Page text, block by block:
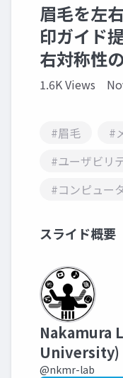
眉毛を左
印ガイド
右対称性
1.6K Views
#眉毛 #
#ユーザビリ
#コンピュー
スライド概要
Nakamura
University)
@nkmr-lab